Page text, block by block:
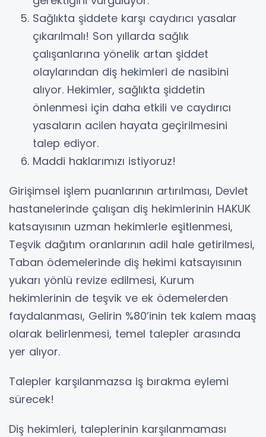
Sağlıkta şiddete karşı caydırıcı yasalar
çıkarılmalı! Son yıllarda sağlık
çalışanlarına yönelik artan şiddet
olaylarından diş hekimleri de nasibini
alıyor. Hekimler, sağlıkta şiddetin
önlenmesi için daha etkili ve caydırıcı
yasaların acilen hayata geçirilmesini
talep ediyor.
Maddi haklarımızı istiyoruz!
Girişimsel işlem puanlarının artırılması, Devlet
hastanelerinde çalışan diş hekimlerinin HAKUK
katsayısının uzman hekimlerle eşitlenmesi,
Teşvik dağıtım oranlarının adil hale getirilmesi,
Taban ödemelerinde diş hekimi katsayısının
yukarı yönlü revize edilmesi, Kurum
hekimlerinin de teşvik ve ek ödemelerden
faydalanması, Gelirin %80’inin tek kalem maaş
olarak belirlenmesi, temel talepler arasında
yer alıyor.
Talepler karşılanmazsa iş bırakma eylemi
sürecek!
Diş hekimleri, taleplerinin karşılanmaması